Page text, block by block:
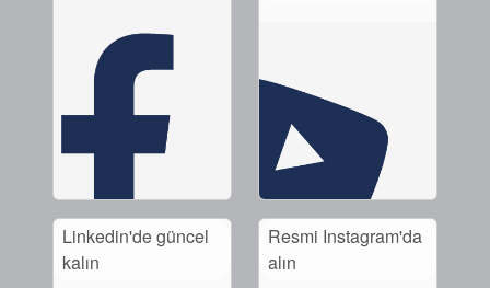
Linkedin'de güncel
kalın
Resmi Instagram'da
alın